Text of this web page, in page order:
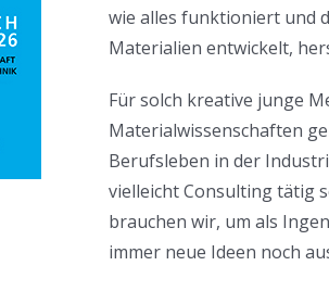
wie alles funktioniert und
Materialien entwickelt,
Für solch kreative junge
Materialwissenschaften
Berufsleben in der
vielleicht Consulting tätig
brauchen wir, um als
immer neue Ideen noch